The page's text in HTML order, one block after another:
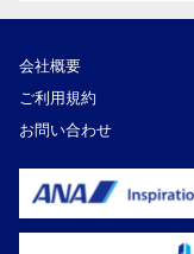
会社概要
ご利用規約
お問い合わせ